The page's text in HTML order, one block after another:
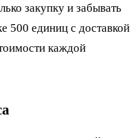
закупку и забывать
500 единиц с доставкой
каждой